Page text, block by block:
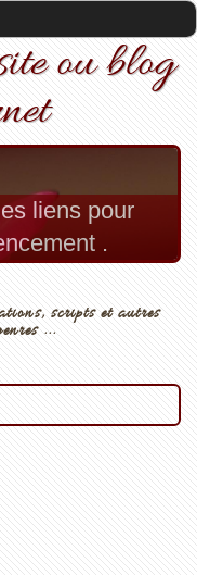
ou blog
liens pour
.
scripts et autres
...